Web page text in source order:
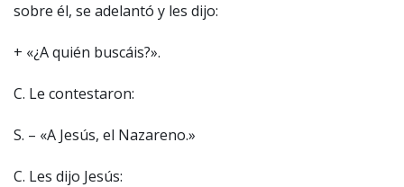
sobre él, se adelantó y les dijo:
+ «¿A quién buscáis?».
C. Le contestaron:
S. – «A Jesús, el Nazareno.»
C. Les dijo Jesús: